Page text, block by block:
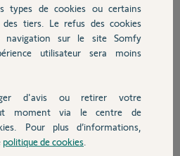
supprimer vous même ?
a plus d'un an
types de cookies ou certains
des tiers. Le refus des cookies
navigation sur le site Somfy
utilisateur sera moins
d'avis ou retirer votre
moment via le centre de
Pour plus d’informations,
politique de cookies